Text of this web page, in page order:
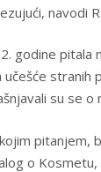
navodi
godine pitala
su se o
pitanjem,
o Kosmetu,